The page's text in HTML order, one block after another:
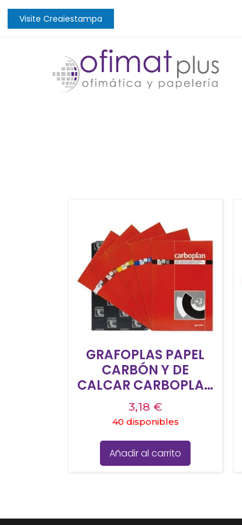
Visite Creaiestampa
GRAFOPLAS PAPEL
CARBÓN Y DE
CALCAR CARBOPLAN
210X330MM PACK
10H AMARILLO
3,18 €
40 disponibles
Añadir al carrito